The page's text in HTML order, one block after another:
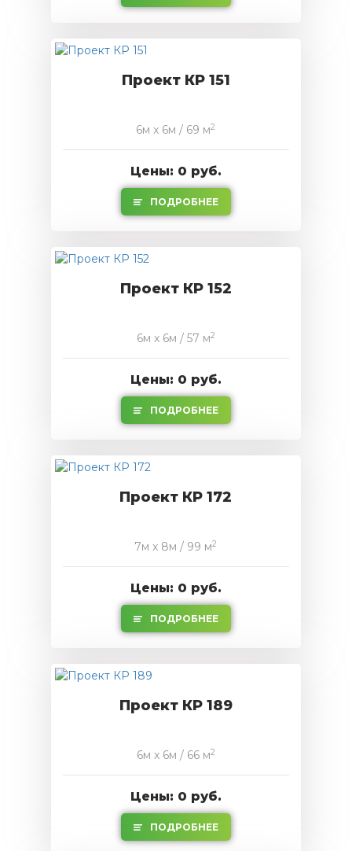
Проект КР 151
6м x 6м / 69 м2
Цены: 0 руб.
ПОДРОБНЕЕ
Проект КР 152
6м x 6м / 57 м2
Цены: 0 руб.
ПОДРОБНЕЕ
Проект КР 172
7м x 8м / 99 м2
Цены: 0 руб.
ПОДРОБНЕЕ
Проект КР 189
6м x 6м / 66 м2
Цены: 0 руб.
ПОДРОБНЕЕ